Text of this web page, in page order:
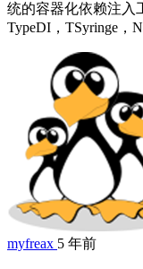
统的容器化依赖注入
TypeDI，TSyringe，
myfreax 5 年前